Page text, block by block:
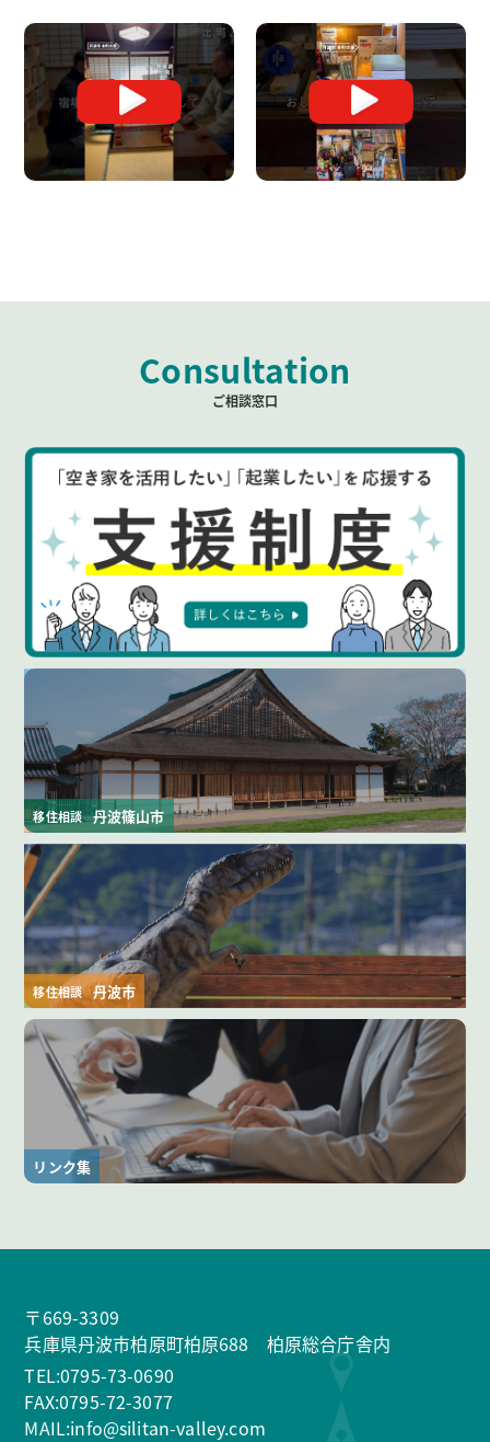
Consultation
ご相談窓口
移住相談 丹波篠山市
移住相談 丹波市
リンク集
〒669-3309
兵庫県丹波市柏原町柏原688 柏原総合庁舎内
TEL:0795-73-0690
FAX:0795-72-3077
MAIL:info@silitan-valley.com